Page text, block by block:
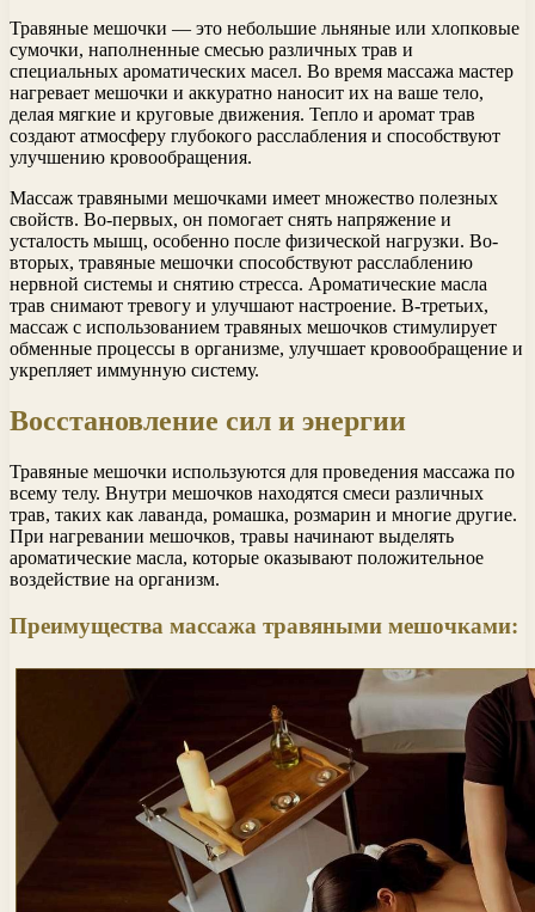
Травяные мешочки — это небольшие льняные или хлопковые
сумочки, наполненные смесью различных трав и
специальных ароматических масел. Во время массажа мастер
нагревает мешочки и аккуратно наносит их на ваше тело,
делая мягкие и круговые движения. Тепло и аромат трав
создают атмосферу глубокого расслабления и способствуют
улучшению кровообращения.
Массаж травяными мешочками имеет множество полезных
свойств. Во-первых, он помогает снять напряжение и
усталость мышц, особенно после физической нагрузки. Во-
вторых, травяные мешочки способствуют расслаблению
нервной системы и снятию стресса. Ароматические масла
трав снимают тревогу и улучшают настроение. В-третьих,
массаж с использованием травяных мешочков стимулирует
обменные процессы в организме, улучшает кровообращение и
укрепляет иммунную систему.
Восстановление сил и энергии
Травяные мешочки используются для проведения массажа по
всему телу. Внутри мешочков находятся смеси различных
трав, таких как лаванда, ромашка, розмарин и многие другие.
При нагревании мешочков, травы начинают выделять
ароматические масла, которые оказывают положительное
воздействие на организм.
Преимущества массажа травяными мешочками: